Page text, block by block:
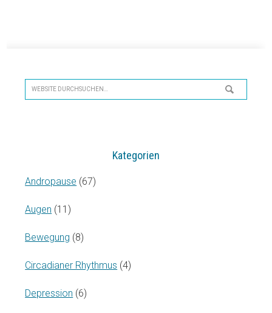
Website
durchsuchen…
Kategorien
Andropause (67)
Augen (11)
Bewegung (8)
Circadianer Rhythmus (4)
Depression (6)